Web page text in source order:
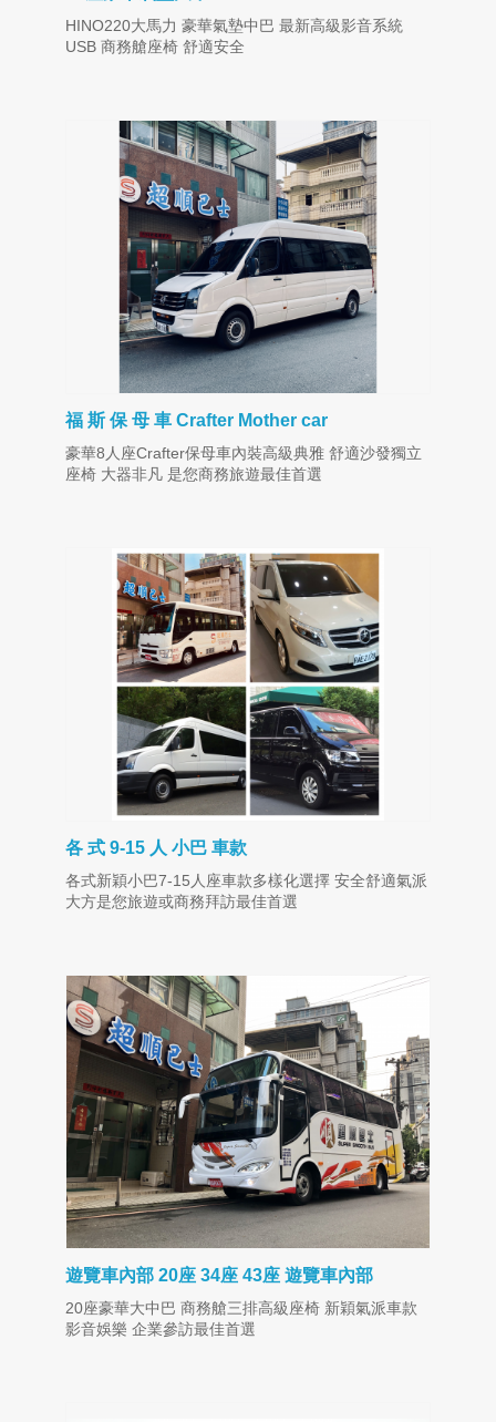
HINO220大馬力 豪華氣墊中巴 最新高級影音系統
USB 商務艙座椅 舒適安全
福 斯 保 母 車 Crafter Mother car
豪華8人座Crafter保母車內裝高級典雅 舒適沙發獨立
座椅 大器非凡 是您商務旅遊最佳首選
各 式 9-15 人 小巴 車款
各式新穎小巴7-15人座車款多樣化選擇 安全舒適氣派
大方是您旅遊或商務拜訪最佳首選
遊覽車內部 20座 34座 43座 遊覽車內部
20座豪華大中巴 商務艙三排高級座椅 新穎氣派車款
影音娛樂 企業參訪最佳首選